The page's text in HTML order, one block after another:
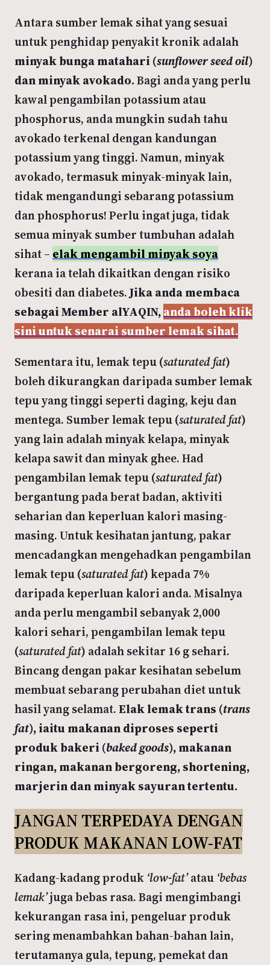
Antara sumber lemak sihat yang sesuai
untuk penghidap penyakit kronik adalah
minyak bunga matahari (sunflower seed oil)
dan minyak avokado.Bagi anda yang perlu
kawal pengambilan potassium atau
phosphorus, anda mungkin sudah tahu
avokado terkenal dengan kandungan
potassium yang tinggi. Namun, minyak
avokado, termasuk minyak-minyak lain,
tidak mengandungi sebarang potassium
dan phosphorus! Perlu ingat juga, tidak
semua minyak sumber tumbuhan adalah
sihat – elak mengambil minyak soya
kerana ia telah dikaitkan dengan risiko
obesiti dan diabetes.Jika anda membaca
sebagai Member alYAQIN,anda boleh klik
sini untuk senarai sumber lemak sihat.
Sementara itu, lemak tepu (saturated fat)
boleh dikurangkan daripada sumber lemak
tepu yang tinggi seperti daging, keju dan
mentega. Sumber lemak tepu (saturated fat)
yang lain adalah minyak kelapa, minyak
kelapa sawit dan minyak ghee. Had
pengambilan lemak tepu (saturated fat)
bergantung pada berat badan, aktiviti
seharian dan keperluan kalori masing-
masing. Untuk kesihatan jantung, pakar
mencadangkan mengehadkan pengambilan
lemak tepu (saturated fat) kepada 7%
daripada keperluan kalori anda. Misalnya
anda perlu mengambil sebanyak 2,000
kalori sehari, pengambilan lemak tepu
(saturated fat) adalah sekitar 16 g sehari.
Bincang dengan pakar kesihatan sebelum
membuat sebarang perubahan diet untuk
hasil yang selamat.Elak lemak trans (trans
fat), iaitu makanan diproses seperti
produk bakeri (baked goods), makanan
ringan, makanan bergoreng, shortening,
marjerin dan minyak sayuran tertentu.
JANGAN TERPEDAYA DENGAN
PRODUK MAKANAN LOW-FAT
Kadang-kadang produk ‘low-fat’atau ‘bebas
lemak’juga bebas rasa. Bagi mengimbangi
kekurangan rasa ini, pengeluar produk
sering menambahkan bahan-bahan lain,
terutamanya gula, tepung, pemekat dan